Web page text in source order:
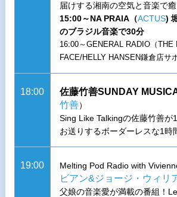
届けする湘南の空気と音楽で
15:00～NA PRAIA（ACTUS)
のブラジル音楽で30分
16:00～GENERAL RADIO（THE
FACE/HELLY HANSEN鎌倉店サ
18:00 佐藤竹善SUNDAY
竹善）
Sing Like Talkingの佐藤竹善が
お送りするボーダーレスな1時
19:00 Melting Pod Radio with
ビアン&ジョージ・ウィリ
父娘の音楽愛が満載の番組！